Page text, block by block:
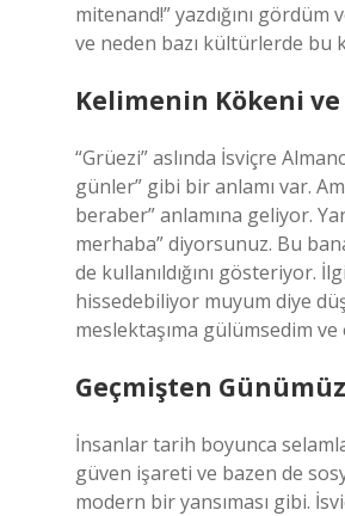
mitenand!” yazdığını
ve neden bazı kültürlerde bu
Kelimenin Kökeni ve
“Grüezi” aslında İsviçre
günler” gibi bir anlamı var.
beraber” anlamına geliyor.
merhaba” diyorsunuz. Bu
de kullanıldığını gösteriyor.
hissedebiliyor muyum diye
meslektaşıma gülümsedim
Geçmişten
İnsanlar tarih boyunca
güven işareti ve bazen de
modern bir yansıması gibi.